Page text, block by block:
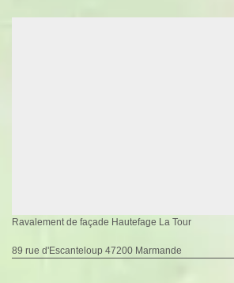
Ravalement de façade Hautefage La Tour
89 rue d'Escanteloup 47200 Marmande